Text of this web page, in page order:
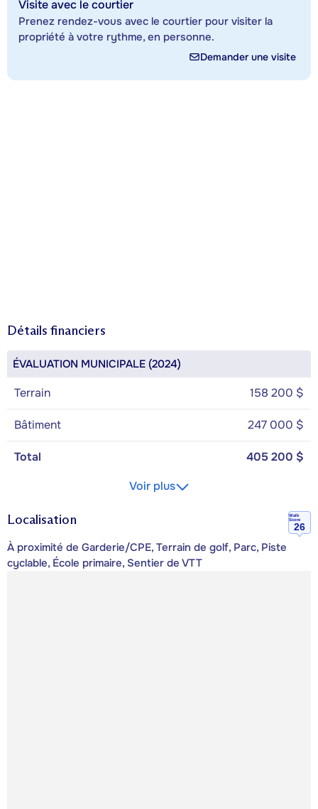
Visite avec le courtier
Prenez rendez-vous avec le courtier pour visiter la
propriété à votre rythme, en personne.
Demander une visite
Détails financiers
ÉVALUATION MUNICIPALE (2024)
Terrain 158 200 $
Bâtiment 247 000 $
Total
405 200 $
Voir plus
Localisation
Walk
Score
26
À proximité de Garderie/CPE, Terrain de golf, Parc, Piste
cyclable, École primaire, Sentier de VTT